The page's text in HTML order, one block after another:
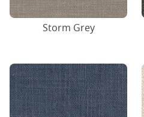
Storm Grey